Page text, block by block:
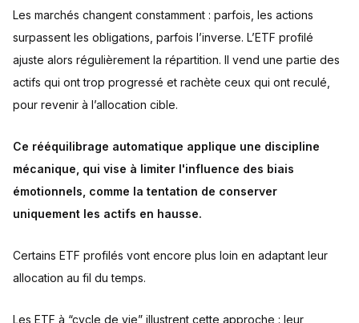
Les marchés changent constamment : parfois, les actions
surpassent les obligations, parfois l’inverse. L’ETF profilé
ajuste alors régulièrement la répartition. Il vend une partie des
actifs qui ont trop progressé et rachète ceux qui ont reculé,
pour revenir à l’allocation cible.
Ce rééquilibrage automatique applique une discipline
mécanique, qui vise à limiter l'influence des biais
émotionnels, comme la tentation de conserver
uniquement les actifs en hausse.
Certains ETF profilés vont encore plus loin en adaptant leur
allocation au fil du temps.
Les ETF à “cycle de vie” illustrent cette approche : leur